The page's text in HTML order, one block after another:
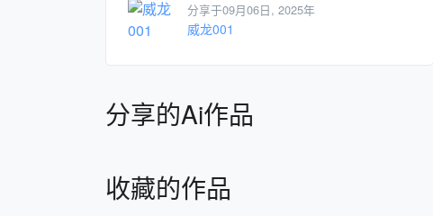
分享于09月06日, 2025年
威龙001
分享的Ai作品
收藏的作品